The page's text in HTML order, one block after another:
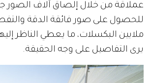
عملاقة من خلال إلصاق آلاف الصور
للحصول على صور فائقة الدقة
ملايين البكسلات، ما يعطي الناظر
يرى التفاصيل على وجه الحقيقة.